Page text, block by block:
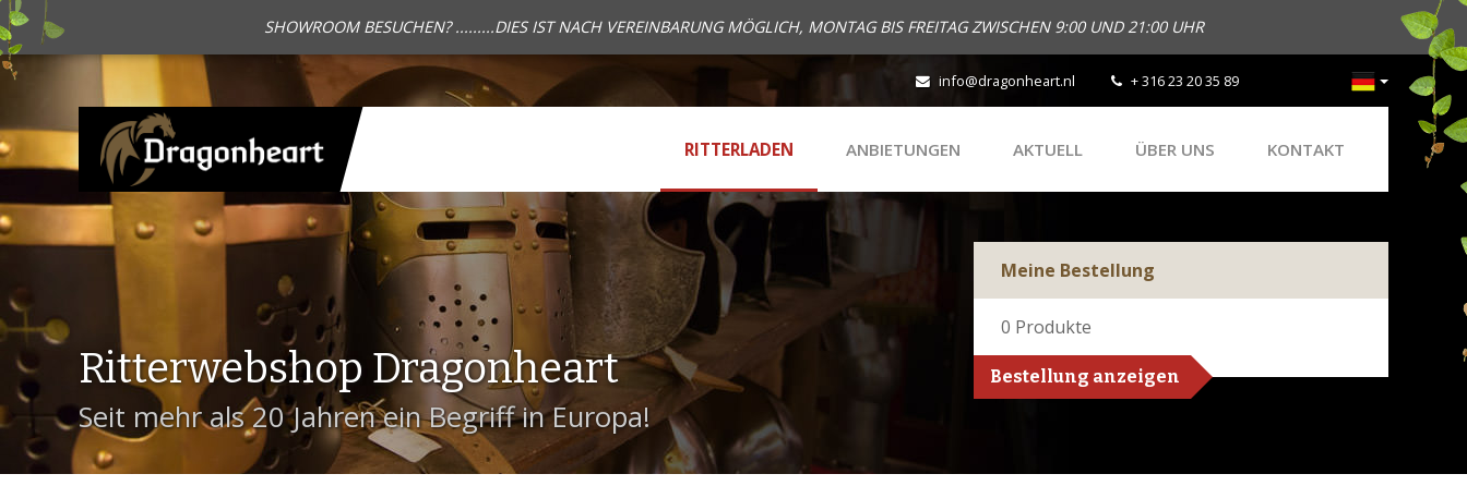
SHOWROOM BESUCHEN? .........DIES IST NACH VEREINBARUNG MÖGLICH, MONTAG BIS FREITAG ZWISCHEN 9:00 UND 21:00 UHR
info@dragonheart.nl + 316 23 20 35 89
RITTERLADEN ANBIETUNGEN AKTUELL ÜBER UNS KONTAKT
Ritterwebshop Dragonheart
Seit mehr als 20 Jahren ein Begriff in Europa!
Meine Bestellung
0 Produkte
Bestellung anzeigen